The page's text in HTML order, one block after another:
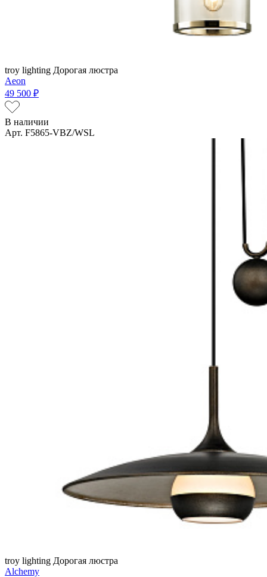
troy lighting Дорогая люстра
Aeon
49 500 ₽
В наличии
Арт. F5865-VBZ/WSL
troy lighting Дорогая люстра
Alchemy